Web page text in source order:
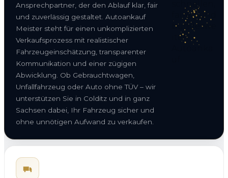
Ansprechpartner, der den Ablauf klar, fair
und zuverlässig gestaltet. Autoankauf
Meister steht für einen unkomplizierten
Verkaufsprozess mit realistischer
Fahrzeugeinschätzung, transparenter
Kommunikation und einer zügigen
Abwicklung. Ob Gebrauchtwagen,
Unfallfahrzeug oder Auto ohne TÜV – wir
unterstützen Sie in Colditz und in ganz
Sachsen dabei, Ihr Fahrzeug sicher und
ohne unnötigen Aufwand zu verkaufen.